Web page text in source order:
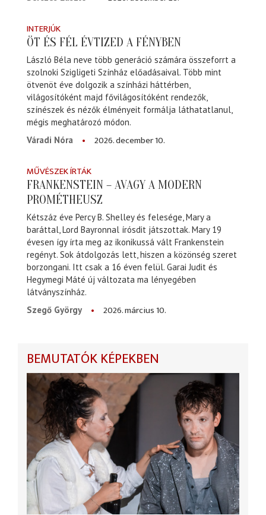
INTERJÚK
ÖT ÉS FÉL ÉVTIZED A FÉNYBEN
László Béla neve több generáció számára összeforrt a
szolnoki Szigligeti Színház előadásaival. Több mint
ötvenöt éve dolgozik a színházi háttérben,
világosítóként majd fővilágosítóként rendezők,
színészek és nézők élményeit formálja láthatatlanul,
mégis meghatározó módon.
Váradi Nóra
2026. december 10.
MŰVÉSZEK ÍRTÁK
FRANKENSTEIN – AVAGY A MODERN
PROMÉTHEUSZ
Kétszáz éve Percy B. Shelley és felesége, Mary a
baráttal, Lord Bayronnal írósdit játszottak. Mary 19
évesen így írta meg az ikonikussá vált Frankenstein
regényt. Sok átdolgozás lett, hiszen a közönség szeret
borzongani. Itt csak a 16 éven felül. Garai Judit és
Hegymegi Máté új változata ma lényegében
látványszínház.
Szegő György
2026. március 10.
BEMUTATÓK KÉPEKBEN